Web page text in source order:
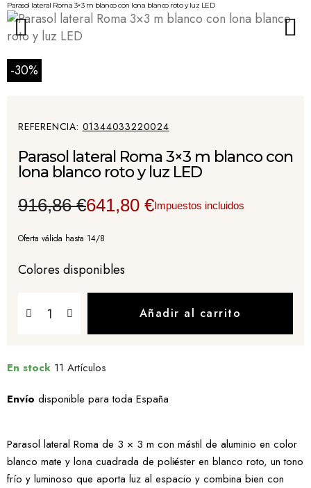
Parasol lateral Roma 3×3 m blanco con lona blanco roto y luz LED
-30%
REFERENCIA 01344033220024
Parasol lateral Roma 3×3 m blanco con
lona blanco roto y luz LED
916,86 €641,80 €Impuestos incluidos
Oferta válida hasta 14/8
Colores disponibles
Añadir al carrito
En stock 11 Artículos
Envío disponible para toda España
Parasol lateral Roma de 3 × 3 m con mástil de aluminio en color
blanco mate y lona cuadrada de poliéster en blanco roto, un tono
frío y luminoso que aporta luz al espacio y combina bien con